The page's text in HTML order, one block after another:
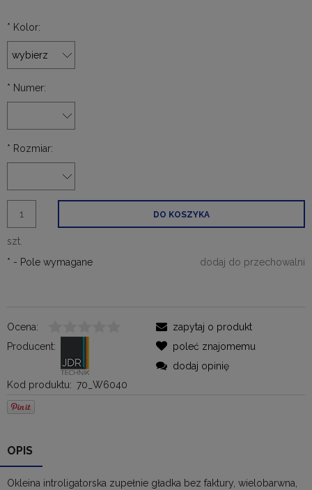
* Kolor:
* Numer:
* Rozmiar:
szt.
DO KOSZYKA
dodaj do przechowalni
* - Pole wymagane
Ocena:
Producent:
Kod produktu: 70_W6040
zapytaj o produkt
poleć znajomemu
dodaj opinię
OPIS
Okleina introligatorska zupełnie gładka bez faktury, wielobarwna,